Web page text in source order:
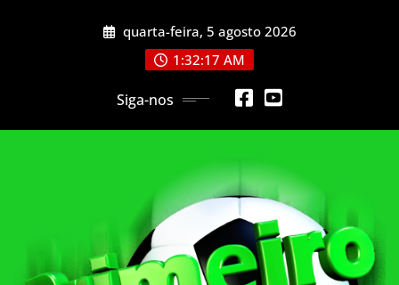
quarta-feira, 5 agosto 2026
1:32:19 AM
Siga-nos